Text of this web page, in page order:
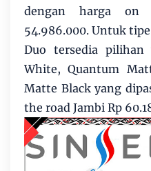
dengan harga
54.986.000. Untuk tipe
Duo tersedia pilihan
White, Quantum
Matte Black yang
the road Jambi Rp